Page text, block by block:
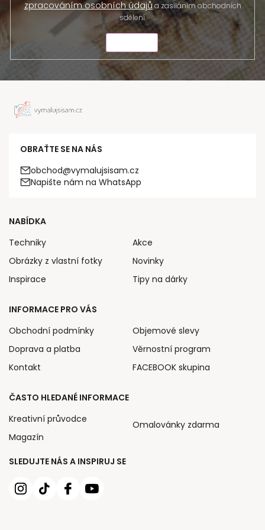
zpracováním osobních údajůa zasíláním obchodních
sdělení.
OBRAŤTE SE NA NÁS
obchod@vymalujsisam.cz
Napište nám na WhatsApp
SLEDUJTE NÁS A INSPIRUJ SE
NABÍDKA
Techniky
Obrázky z vlastní fotky
Inspirace
Akce
Novinky
Tipy na dárky
INFORMACE PRO VÁS
Obchodní podmínky
Doprava a platba
Kontakt
Objemové slevy
Věrnostní program
FACEBOOK skupina
ČASTO HLEDANÉ INFORMACE
Kreativní průvodce
Magazín
Omalovánky zdarma